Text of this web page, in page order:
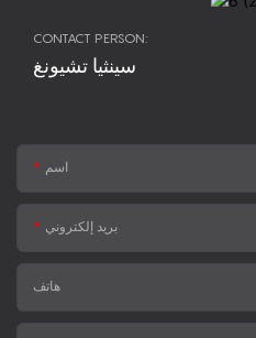
CONTACT PERSON:
سينثيا تشيونغ
اسم
بريد إلكتروني
هاتف